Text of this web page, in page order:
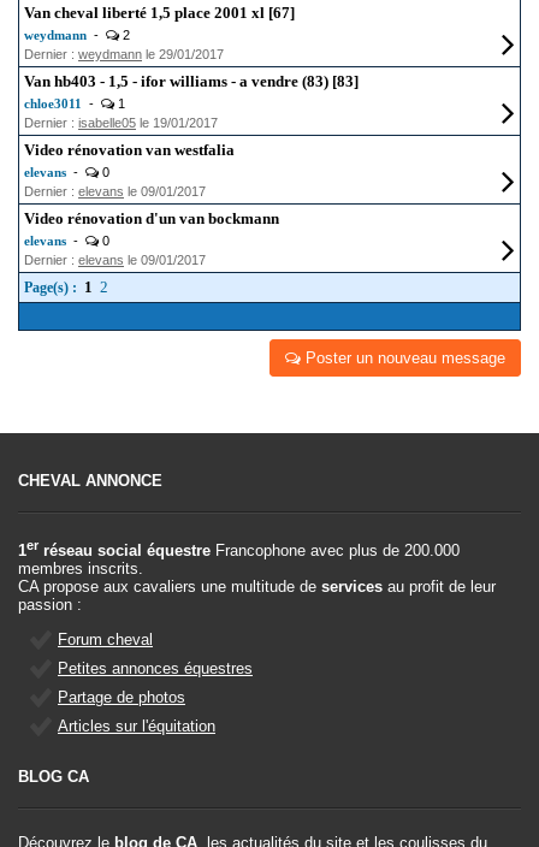
Van cheval liberté 1,5 place 2001 xl [67]
weydmann -
2
Dernier : weydmann le 29/01/2017
Van hb403 - 1,5 - ifor williams - a vendre (83) [83]
chloe3011 -
1
Dernier : isabelle05 le 19/01/2017
Video rénovation van westfalia
elevans -
0
Dernier : elevans le 09/01/2017
Video rénovation d'un van bockmann
elevans -
0
Dernier : elevans le 09/01/2017
Page(s) : 1 2
Poster un nouveau message
CHEVAL ANNONCE
1er réseau social équestre Francophone avec plus de 200.000
membres inscrits.
CA propose aux cavaliers une multitude de services au profit de leur
passion :
Forum cheval
Petites annonces équestres
Partage de photos
Articles sur l'équitation
BLOG CA
Découvrez le blog de CA , les actualités du site et les coulisses du